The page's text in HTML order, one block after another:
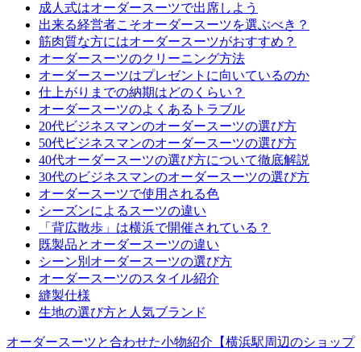
成人式はオーダースーツで出席しよう
出来る経営者こそオーダースーツを選ぶべき？
筋肉質な方にはオーダースーツがおすすめ？
オーダースーツのクリーニング方法
オーダースーツはプレゼントに向いているのか
仕上がりまでの納期はどのくらい？
オーダースーツのよくあるトラブル
20代ビジネスマンのオーダースーツの選び方
50代ビジネスマンのオーダースーツの選び方
40代オーダースーツの選び方について徹底解説
30代のビジネスマンのオーダースーツの選び方
オーダースーツで使用される色
シーズンによるスーツの違い
「背広散歩」は横浜で開催されている？
既製品とオーダースーツの違い
シーン別オーダースーツの選び方
オーダースーツのスタイル紹介
縫製仕様
生地の選び方と人気ブランド
オーダースーツと合わせた小物紹介【横浜駅周辺のショップ